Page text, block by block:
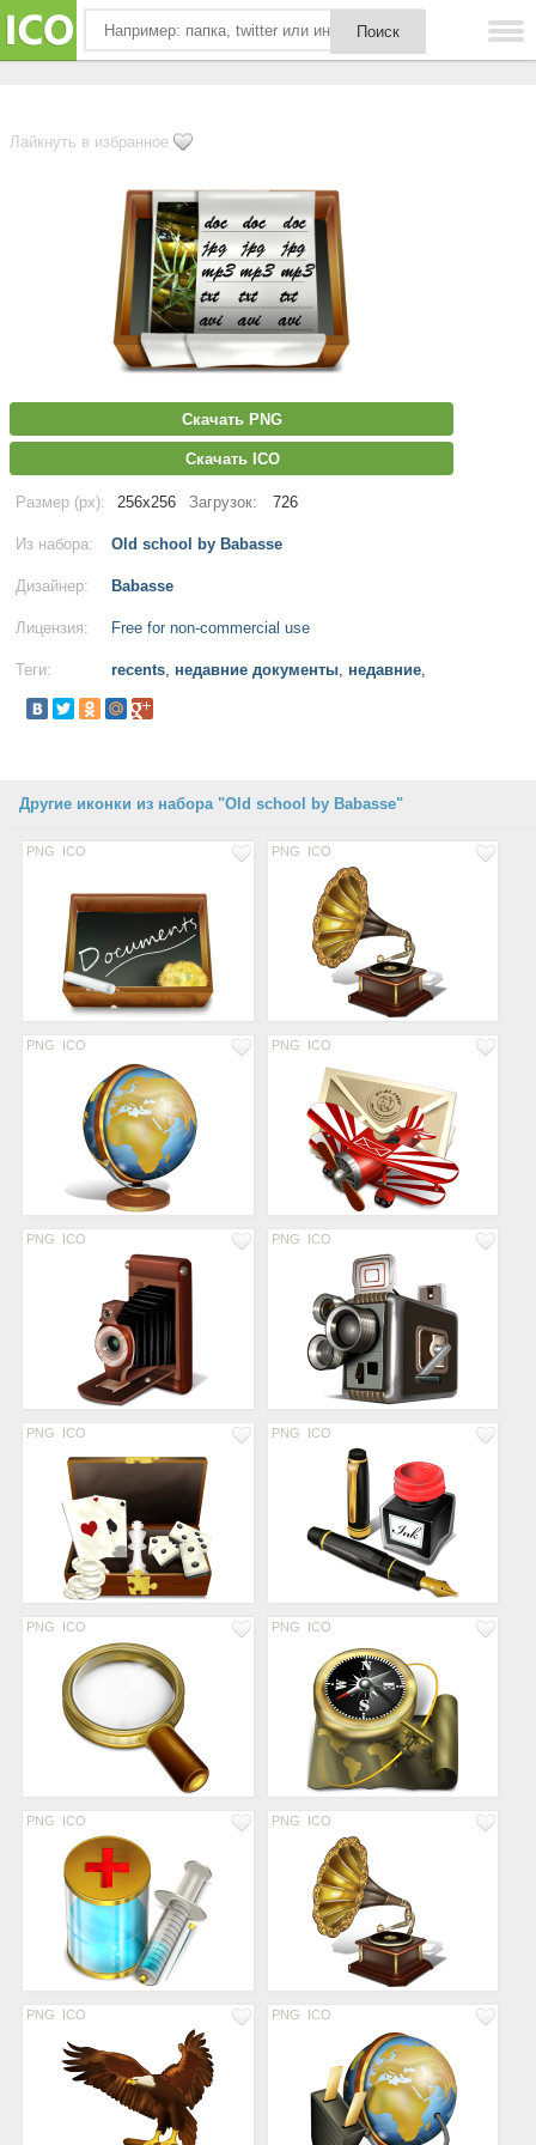
Лайкнуть в избранное
Скачать PNG
Скачать ICO
Размер (px): 256x256 Загрузок: 726
Из набора: Old school by Babasse
Дизайнер: Babasse
Лицензия: Free for non-commercial use
Теги: recents, недавние документы, недавние,
Другие иконки из набора "Old school by Babasse"
PNG ICO PNG ICO
PNG ICO PNG ICO
PNG ICO PNG ICO
PNG ICO PNG ICO
PNG ICO PNG ICO
PNG ICO PNG ICO
PNG ICO PNG ICO